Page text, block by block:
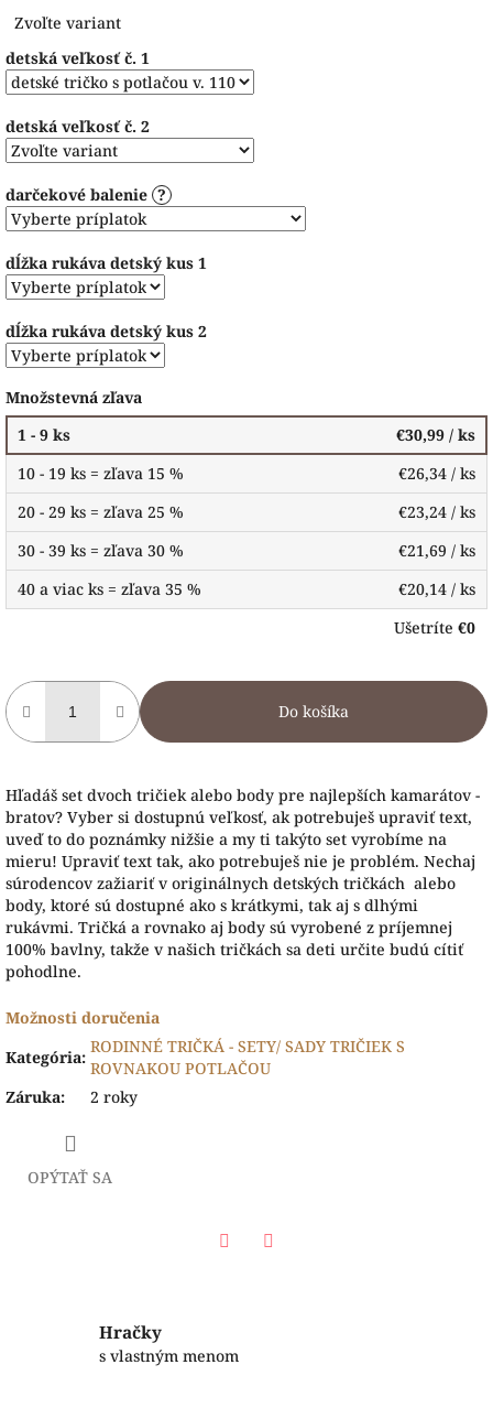
cena:
Zvoľte variant
detská veľkosť č. 1
detská veľkosť č. 2
darčekové balenie ?
dĺžka rukáva detský kus 1
dĺžka rukáva detský kus 2
Množstevná zľava
1 - 9 ks
€30,99 / ks
10 - 19 ks = zľava 15 %
€26,34 / ks
20 - 29 ks = zľava 25 %
€23,24 / ks
30 - 39 ks = zľava 30 %
€21,69 / ks
40 a viac ks = zľava 35 %
€20,14 / ks
Ušetríte €0
Do košíka
Hľadáš set dvoch tričiek alebo body pre najlepších kamarátov -
bratov? Vyber si dostupnú veľkosť, ak potrebuješ upraviť text,
uveď to do poznámky nižšie a my ti takýto set vyrobíme na
mieru! Upraviť text tak, ako potrebuješ nie je problém. Nechaj
súrodencov zažiariť v originálnych detských tričkách alebo
body, ktoré sú dostupné ako s krátkymi, tak aj s dlhými
rukávmi. Tričká a rovnako aj body sú vyrobené z príjemnej
100% bavlny, takže v našich tričkách sa deti určite budú cítiť
pohodlne.
Možnosti doručenia
Kategória:
RODINNÉ TRIČKÁ - SETY/ SADY TRIČIEK S
ROVNAKOU POTLAČOU
Záruka: 2 roky
OPÝTAŤ SA
Hračky
s vlastným menom